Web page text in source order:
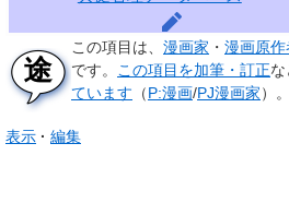
この項目は、 漫画家 ・ 漫画原作
です。 この項目を加筆・訂正
ています （P:漫画/PJ漫画家）。
表示 編集